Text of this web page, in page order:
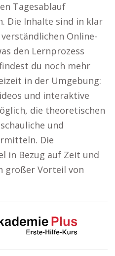
Tagesablauf
Die Inhalte sind in klar
Online-
den Lernprozess
du noch mehr
in der Umgebung:
und interaktive
die theoretischen
und
Die
in Bezug auf Zeit und
großer Vorteil von